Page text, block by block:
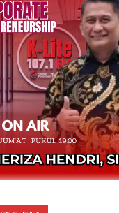
10 Mar 2023
“Cinta di Ujung Parigi”
11 Sep 2025